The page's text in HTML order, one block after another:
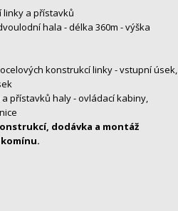
linky a přístavků
hala - délka 360m - výška
konstrukcí linky - vstupní úsek,
přístavků haly - ovládací kabiny,
dodávka a montáž